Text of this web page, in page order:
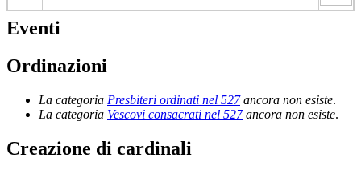
Eventi
Ordinazioni
La categoria Presbiteri ordinati nel 527ancora non esiste.
La categoria Vescovi consacrati nel 527ancora non esiste.
Creazione di cardinali